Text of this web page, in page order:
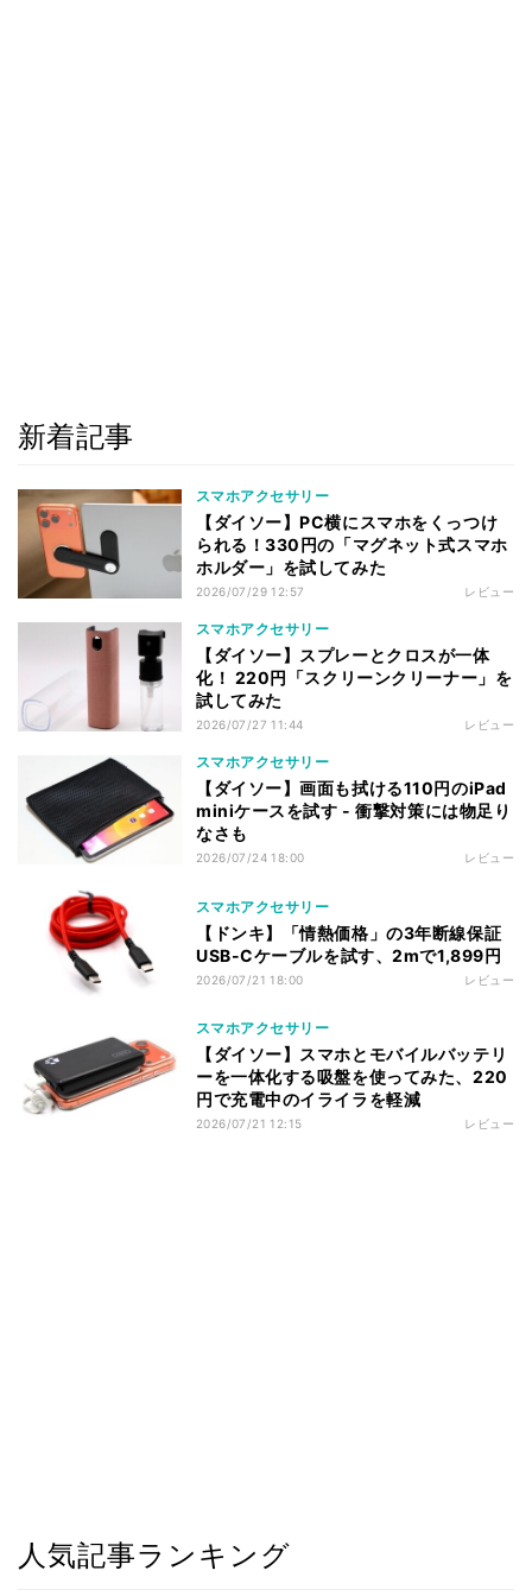
新着記事
スマホアクセサリー
【ダイソー】PC横にスマホをくっつけ
られる！330円の「マグネット式スマホ
ホルダー」を試してみた
2026/07/29 12:57 レビュー
スマホアクセサリー
【ダイソー】スプレーとクロスが一体
化！ 220円「スクリーンクリーナー」を
試してみた
2026/07/27 11:44 レビュー
スマホアクセサリー
【ダイソー】画面も拭ける110円のiPad
miniケースを試す - 衝撃対策には物足り
なさも
2026/07/24 18:00 レビュー
スマホアクセサリー
【ドンキ】「情熱価格」の3年断線保証
USB-Cケーブルを試す、2mで1,899円
2026/07/21 18:00 レビュー
スマホアクセサリー
【ダイソー】スマホとモバイルバッテリ
ーを一体化する吸盤を使ってみた、220
円で充電中のイライラを軽減
2026/07/21 12:15 レビュー
人気記事ランキング